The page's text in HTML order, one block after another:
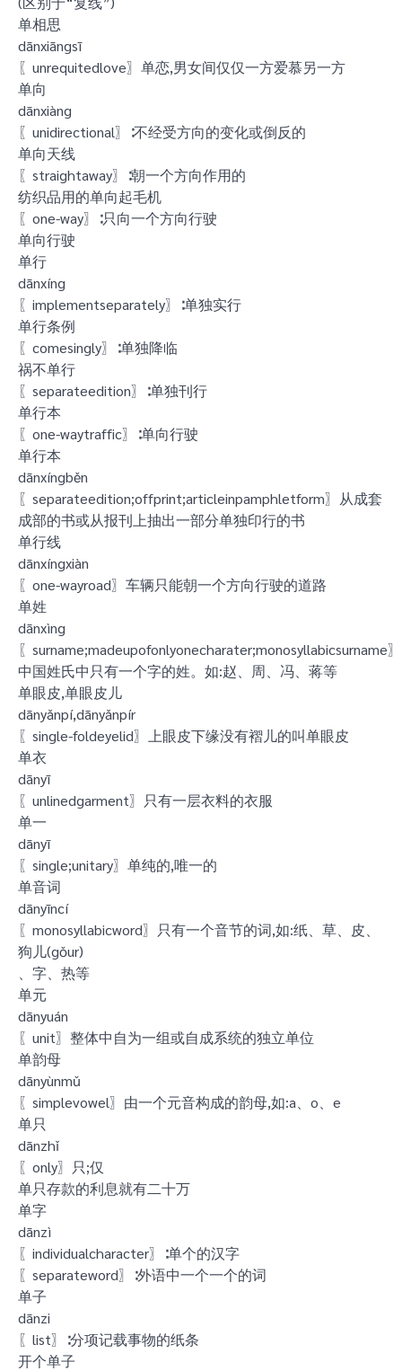
单相思
dānxiāngsī
〖unrequitedlove〗单恋,男女间仅仅一方爱慕另一方
单向
dānxiàng
〖unidirectional〗∶不经受方向的变化或倒反的
单向天线
〖straightaway〗∶朝一个方向作用的
纺织品用的单向起毛机
〖one-way〗∶只向一个方向行驶
单向行驶
单行
dānxíng
〖implementseparately〗∶单独实行
单行条例
〖comesingly〗∶单独降临
祸不单行
〖separateedition〗∶单独刊行
单行本
〖one-waytraffic〗∶单向行驶
单行本
dānxíngběn
〖separateedition;offprint;articleinpamphletform〗从成套
成部的书或从报刊上抽出一部分单独印行的书
单行线
dānxíngxiàn
〖one-wayroad〗车辆只能朝一个方向行驶的道路
单姓
dānxìng
〖surname;madeupofonlyonecharater;monosyllabicsurname〗
中国姓氏中只有一个字的姓。如:赵、周、冯、蒋等
单眼皮,单眼皮儿
dānyǎnpí,dānyǎnpír
〖single-foldeyelid〗上眼皮下缘没有褶儿的叫单眼皮
单衣
dānyī
〖unlinedgarment〗只有一层衣料的衣服
单一
dānyī
〖single;unitary〗单纯的,唯一的
单音词
dānyīncí
〖monosyllabicword〗只有一个音节的词,如:纸、草、皮、
狗儿(gǒur)
、字、热等
单元
dānyuán
〖unit〗整体中自为一组或自成系统的独立单位
单韵母
dānyùnmǔ
〖simplevowel〗由一个元音构成的韵母,如:a、o、e
单只
dānzhǐ
〖only〗只;仅
单只存款的利息就有二十万
单字
dānzì
〖individualcharacter〗∶单个的汉字
〖separateword〗∶外语中一个一个的词
单子
dānzi
〖list〗∶分项记载事物的纸条
开个单子